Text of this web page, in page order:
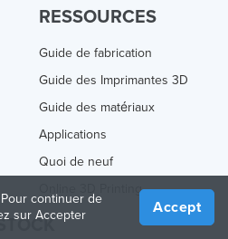
RESSOURCES
Guide de fabrication
Guide des Imprimantes 3D
Guide des matériaux
Applications
Quoi de neuf
Online 3D Printing
continuer de
sur Accepter
Accept